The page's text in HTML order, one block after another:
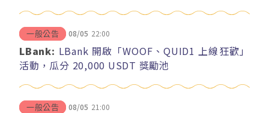
一般公告 08/05 22:00
LBank: LBank 開啟「WOOF、QUID1 上線狂歡」
活動，瓜分 20,000 USDT 獎勵池
一般公告 08/05 21:00